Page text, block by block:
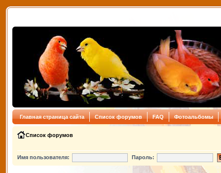
Главная страница сайта Список форумов FAQ Фотоальбомы
Список форумов
Имя пользователя: Пароль: